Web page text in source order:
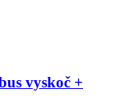
vyskoč +